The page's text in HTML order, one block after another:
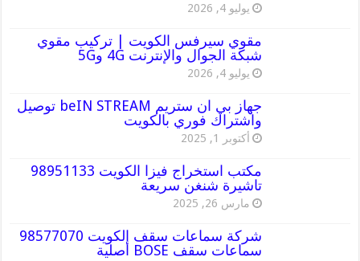
يوليو 4, 2026
مقوي سيرفس الكويت | تركيب مقوي
شبكة الجوال والإنترنت 4G و5G
يوليو 4, 2026
جهاز بي ان ستريم beIN STREAM توصيل
واشتراك فوري بالكويت
أكتوبر 1, 2025
مكتب استخراج فيزا الكويت 98951133
تاشيرة شنغن سريعة
مارس 26, 2025
شركة سماعات سقف الكويت 98577070
سماعات سقف BOSE أصلية